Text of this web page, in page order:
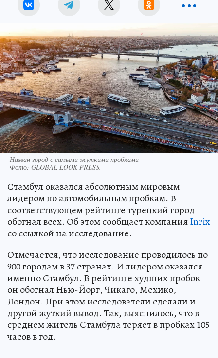
Назван город с самыми жуткими пробками
Фото: GLOBAL LOOK PRESS.
Стамбул оказался абсолютным мировым
лидером по автомобильным пробкам. В
соответствующем рейтинге турецкий город
обогнал всех. Об этом сообщает компанияInrix
со ссылкой на исследование.
Отмечается, что исследование проводилось по
900 городам в 37 странах. И лидером оказался
именно Стамбул. В рейтинге худших пробок
он обогнал Нью-Йорг, Чикаго, Мехико,
Лондон. При этом исследователи сделали и
другой жуткий вывод. Так, выяснилось, что в
среднем житель Стамбула теряет в пробках 105
часов в год.